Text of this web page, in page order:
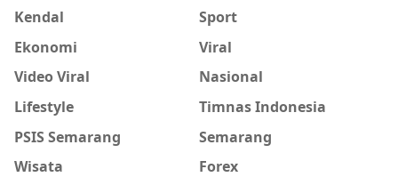
Kendal
Sport
Ekonomi
Viral
Video Viral
Nasional
Lifestyle
Timnas Indonesia
PSIS Semarang
Semarang
Wisata
Forex